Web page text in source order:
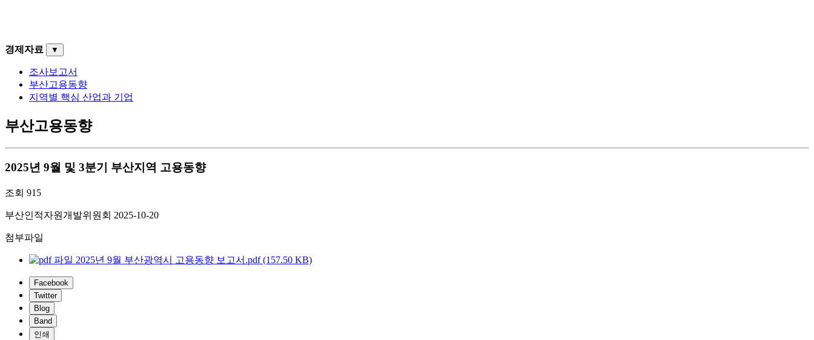
경제자료 ▼
조사보고서
부산고용동향
지역별 핵심 산업과 기업
부산고용동향
2025년 9월 및 3분기 부산지역 고용동향
조회 915
부산인적자원개발위원회 2025-10-20
첨부파일
2025년 9월 부산광역시 고용동향 보고서.pdf (157.50 KB)
Facebook
Twitter
Blog
Band
인쇄